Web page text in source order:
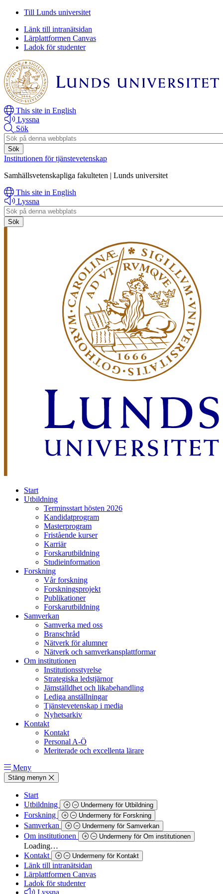
Hoppa
huvudinnehåll
Hoppa
huvudinnehåll
Till Lunds universitet
Länk till intranätsidan
Lärplattformen Canvas
Ladok för studenter
This site in English
Lyssna
Sök
Header
search
Institutionen för tjänstevetenskap
Samhällsvetenskapliga fakulteten | Lunds universitet
This site in English
Lyssna
Header
search
Start
Utbildning
Terminsstart hösten 2026
Kandidatprogram
Masterprogram
Fristående kurser
Karriär
Forskarutbildning
Studieinformation
Forskning
Vår forskning
Forskningsprojekt
Publikationer
Forskarutbildning
Samverkan
Samverka med oss
Branschråd
Nätverk för alumner
Nätverk och samverkansplattformar
Om institutionen
Institutionsstyrelse
Strategiska ledstjärnor
Jämställdhet och likabehandling
Lediga anställningar
Tjänstevetenskap i media
Nyhetsarkiv
Kontakt
Kontakt
Personal A-Ö
Meriterade och excellenta lärare
Meny
Stäng menyn
Start
Utbildning
Undermeny för Utbildning
Forskning Undermeny för Forskning
Samverkan Undermeny för Samverkan
Om institutionen Undermeny för Om institutionen
Loading…
Kontakt
Undermeny för Kontakt
Länk till intranätsidan
Lärplattformen Canvas
Ladok för studenter